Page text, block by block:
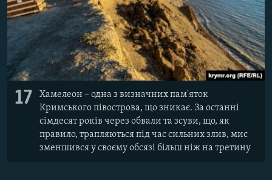
17
Хамелеон – одна з визначних пам'яток
Кримського півострова, що зникає. За останні
сімдесят років через обвали та зсуви, що, як
правило, трапляються під час сильних злив, мис
зменшився у своєму обсязі більш ніж на третину